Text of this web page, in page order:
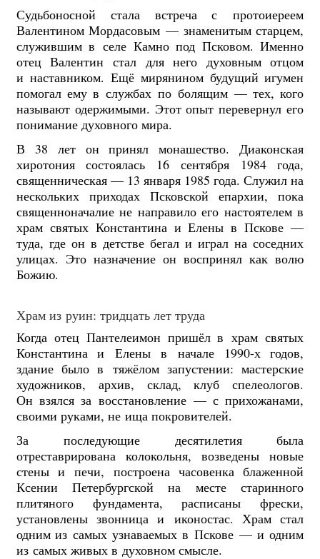
Судьбоносной стала встреча с протоиереем
Валентином Мордасовым — знаменитым старцем,
служившим в селе Камно под Псковом. Именно
отец Валентин стал для него духовным отцом
и наставником. Ещё мирянином будущий игумен
помогал ему в службах по болящим — тех, кого
называют одержимыми. Этот опыт перевернул его
понимание духовного мира.
В 38 лет он принял монашество. Диаконская
хиротония состоялась 16 сентября 1984 года,
священническая — 13 января 1985 года. Служил на
нескольких приходах Псковской епархии, пока
священноначалие не направило его настоятелем в
храм святых Константина и Елены в Пскове —
туда, где он в детстве бегал и играл на соседних
улицах. Это назначение он воспринял как волю
Божию.
Храм из руин: тридцать лет труда
Когда отец Пантелеимон пришёл в храм святых
Константина и Елены в начале 1990-х годов,
здание было в тяжёлом запустении: мастерские
художников, архив, склад, клуб спелеологов.
Он взялся за восстановление — с прихожанами,
своими руками, не ища покровителей.
За последующие десятилетия была
отреставрирована колокольня, возведены новые
стены и печи, построена часовенка блаженной
Ксении Петербургской на месте старинного
плитяного фундамента, расписаны фрески,
установлены звонница и иконостас. Храм стал
одним из самых узнаваемых в Пскове — и одним
из самых живых в духовном смысле.